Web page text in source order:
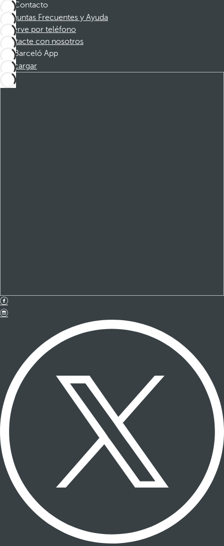
Contacto
Preguntas Frecuentes y Ayuda
Reserve por teléfono
Contacte con nosotros
Barceló App
Descargar